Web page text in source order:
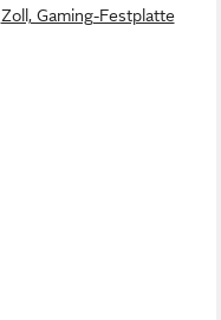
Zoll, Gaming-Festplatte